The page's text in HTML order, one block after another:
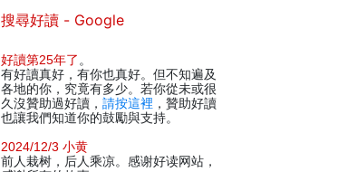
搜尋好讀 - Google
好讀第25年了 。
有好讀真好，有你也真好。但不知遍及
各地的你，究竟有多少。若你從未或很
久沒贊助過好讀， 請按這裡 ，贊助好讀
也讓我們知道你的鼓勵與支持。
2024/12/3 小黄
前人栽树，后人乘凉。感谢好读网站，